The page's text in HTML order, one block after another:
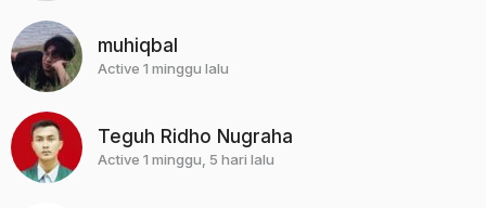
muhiqbal
Active 1 minggu lalu
Teguh Ridho Nugraha
Active 1 minggu, 5 hari lalu